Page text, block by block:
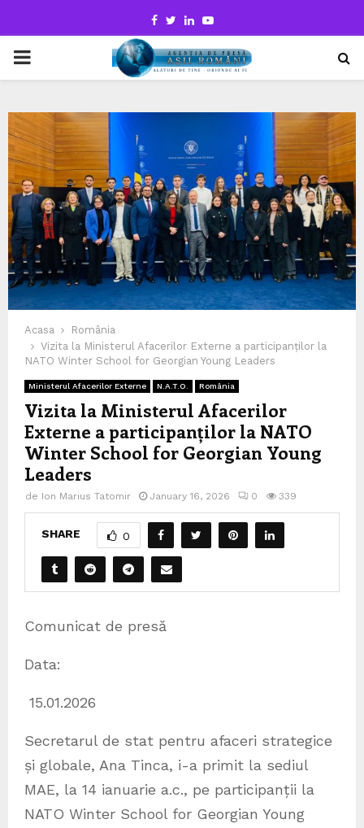
Facebook
TwitterLinkedinYoutube
PRIMARY
Acasa
România
Vizita la Ministerul Afacerilor Externe a participanților la
NATO Winter School for Georgian Young Leaders
Ministerul Afacerilor Externe N.A.T.O. România
Vizita la Ministerul Afacerilor
Externe a participanților la NATO
Winter School for Georgian Young
Leaders
de Ion Marius Tatomir January 16, 2026 0 339
SHARE 0
Comunicat de presă
Data:
15.01.2026
Secretarul de stat pentru afaceri strategice
și globale, Ana Tinca, i-a primit la sediul
MAE, la 14 ianuarie a.c., pe participanții la
NATO Winter School for Georgian Young